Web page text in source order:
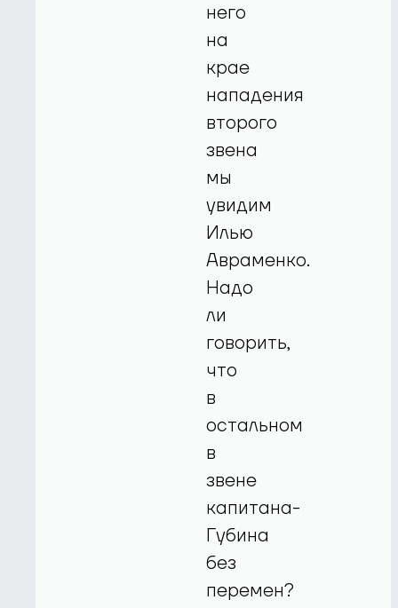
него
на
крае
нападения
второго
звена
мы
увидим
Илью
Авраменко.
Надо
ли
говорить,
что
в
остальном
в
звене
капитана-
Губина
без
перемен?